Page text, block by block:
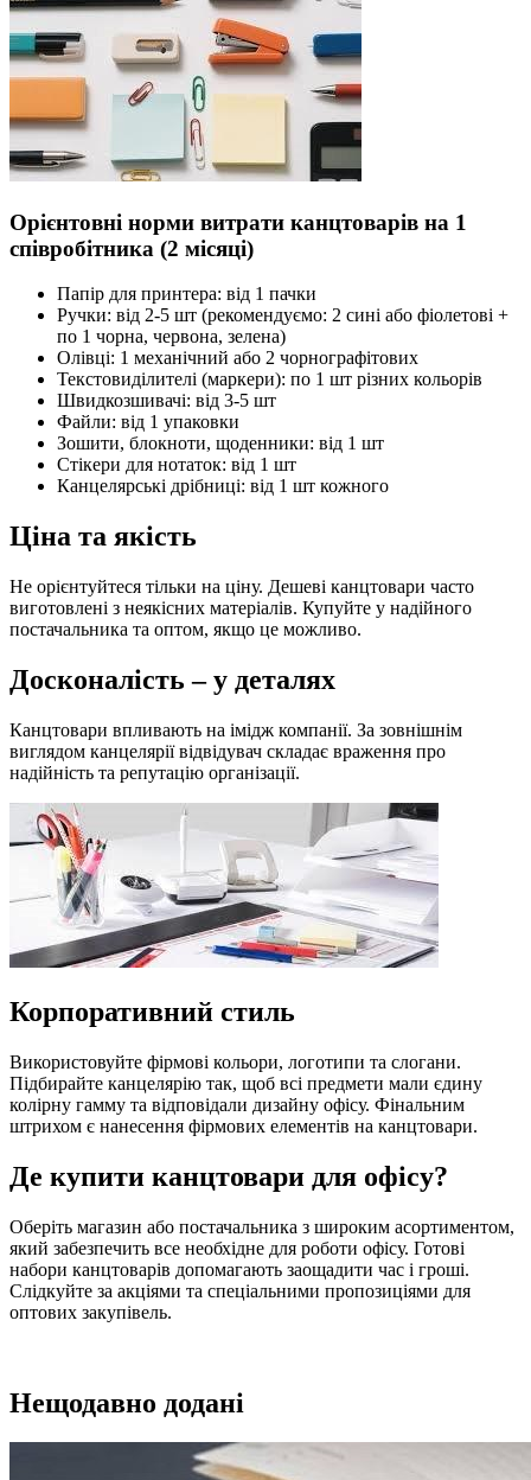
Орієнтовні норми витрати канцтоварів на 1
співробітника (2 місяці)
Папір для принтера: від 1 пачки
Ручки: від 2-5 шт (рекомендуємо: 2 сині або фіолетові +
по 1 чорна, червона, зелена)
Олівці: 1 механічний або 2 чорнографітових
Текстовиділителі (маркери): по 1 шт різних кольорів
Швидкозшивачі: від 3-5 шт
Файли: від 1 упаковки
Зошити, блокноти, щоденники: від 1 шт
Стікери для нотаток: від 1 шт
Канцелярські дрібниці: від 1 шт кожного
Ціна та якість
Не орієнтуйтеся тільки на ціну. Дешеві канцтовари часто
виготовлені з неякісних матеріалів. Купуйте у надійного
постачальника та оптом, якщо це можливо.
Досконалість – у деталях
Канцтовари впливають на імідж компанії. За зовнішнім
виглядом канцелярії відвідувач складає враження про
надійність та репутацію організації.
Корпоративний стиль
Використовуйте фірмові кольори, логотипи та слогани.
Підбирайте канцелярію так, щоб всі предмети мали єдину
колірну гамму та відповідали дизайну офісу. Фінальним
штрихом є нанесення фірмових елементів на канцтовари.
Де купити канцтовари для офісу?
Оберіть магазин або постачальника з широким асортиментом,
який забезпечить все необхідне для роботи офісу. Готові
набори канцтоварів допомагають заощадити час і гроші.
Слідкуйте за акціями та спеціальними пропозиціями для
оптових закупівель.
Нещодавно додані